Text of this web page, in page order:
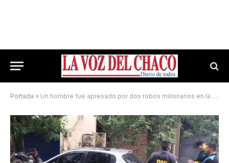
Portada » Un hombre fue apresado por dos robos millonarios en la región